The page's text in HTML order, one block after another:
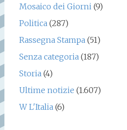
Mosaico dei Giorni(9)
Politica(287)
Rassegna Stampa(51)
Senza categoria(187)
Storia(4)
Ultime notizie (1.607)
W L'Italia(6)